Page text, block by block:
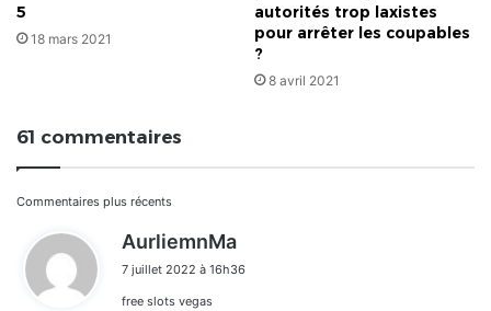
5
18 mars 2021
autorités trop laxistes
pour arrêter les coupables
?
8 avril 2021
61 commentaires
Navigation
dans
les
Commentaires plus récents
AurliemnMa
t
7 juillet 2022 à 16h36
free slots vegas